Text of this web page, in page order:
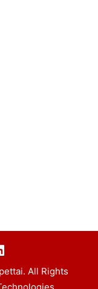
All Rights